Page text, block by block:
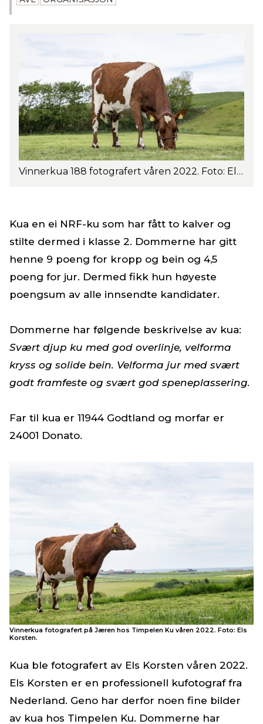
Vinnerkua 188 fotografert våren 2022. Foto: Els Korsten.
Kua en ei NRF-ku som har fått to kalver og
stilte dermed i klasse 2. Dommerne har gitt
henne 9 poeng for kropp og bein og 4,5
poeng for jur. Dermed fikk hun høyeste
poengsum av alle innsendte kandidater.
Dommerne har følgende beskrivelse av kua:
Svært djup ku med god overlinje, velforma
kryss og solide bein. Velforma jur med svært
godt framfeste og svært god speneplassering.
Far til kua er 11944 Godtland og morfar er
24001 Donato.
Vinnerkua fotografert på Jæren hos Timpelen Ku våren 2022. Foto: Els
Korsten.
Kua ble fotografert av Els Korsten våren 2022.
Els Korsten er en professionell kufotograf fra
Nederland. Geno har derfor noen fine bilder
av kua hos Timpelen Ku. Dommerne har